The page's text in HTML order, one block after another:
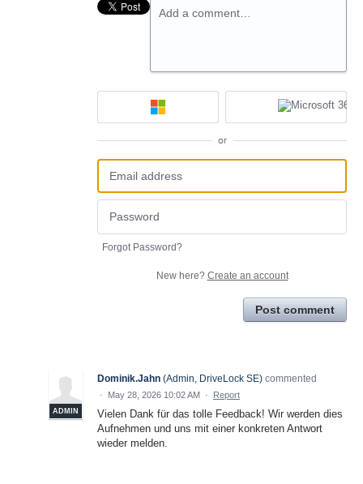
Add a comment…
or
Forgot Password?
New here? Create an account
Post comment
ADMIN
Dominik.Jahn (Admin, DriveLock SE) commented
· May 28, 2026 10:02 AM · Report
Vielen Dank für das tolle Feedback! Wir werden dies
Aufnehmen und uns mit einer konkreten Antwort
wieder melden.